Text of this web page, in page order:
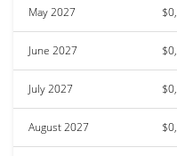
May 2027
June 2027
July 2027
August 2027